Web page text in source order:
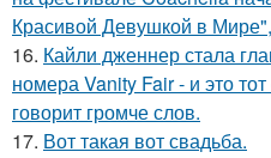
Красивой Девушкой в
16. Кайли дженнер стала
номера Vanity Fair - и это тот
говорит громче слов.
17. Вот такая вот свадьба.